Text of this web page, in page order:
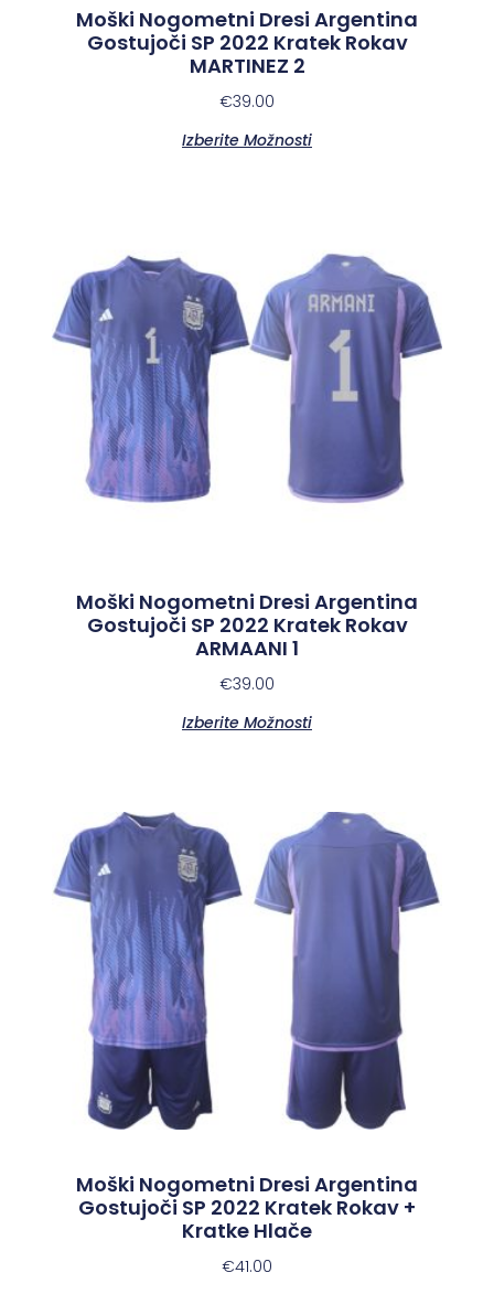
Moški Nogometni Dresi Argentina
Gostujoči SP 2022 Kratek Rokav
MARTINEZ 2
€39.00
Izberite Možnosti
Moški Nogometni Dresi Argentina
Gostujoči SP 2022 Kratek Rokav
ARMAANI 1
€39.00
Izberite Možnosti
Moški Nogometni Dresi Argentina
Gostujoči SP 2022 Kratek Rokav +
Kratke Hlače
€41.00